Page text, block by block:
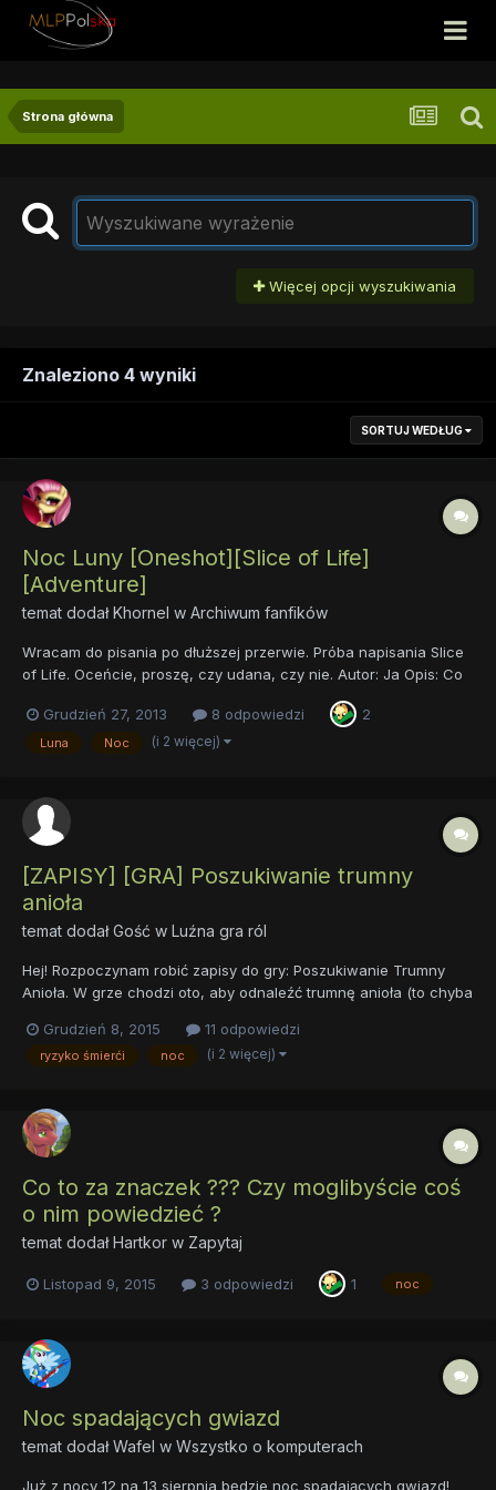
Strona główna
Więcej opcji wyszukiwania
Znaleziono 4 wyniki
SORTUJ WEDŁUG
Noc Luny [Oneshot][Slice of Life]
[Adventure]
temat dodałKhornel w Archiwum fanfików
Wracam do pisania po dłuższej przerwie. Próba napisania Slice
of Life. Oceńcie, proszę, czy udana, czy nie. Autor: Ja Opis: Co
może planuje powrót wiecznej nocy? Nie. Dba o nasze sny i
chroni nas przed koszmarami. I jest najlepszą księżni...
Grudzień 27, 2013 8 odpowiedzi 2
Luna Noc (i 2 więcej)
[ZAPISY] [GRA] Poszukiwanie trumny
anioła
temat dodał Gość w Luźna gra ról
Hej! Rozpoczynam robić zapisy do gry: Poszukiwanie Trumny
Anioła. W grze chodzi oto, aby odnaleźć trumnę anioła (to chyba
wstanie i zacznie niszczyć świat za grzechy, aby tego uniknąć
trzeba posmarować go kremem, tylko nie wiadomo...
Grudzień 8, 2015 11 odpowiedzi
ryzyko śmierći noc (i 2 więcej)
Co to za znaczek ??? Czy moglibyście coś
o nim powiedzieć ?
temat dodałHartkor w Zapytaj
Listopad 9, 2015 3 odpowiedzi 1 noc
Noc spadających gwiazd
temat dodałWafel w Wszystko o komputerach
Już z nocy 12 na 13 sierpnia będzie noc spadających gwiazd!